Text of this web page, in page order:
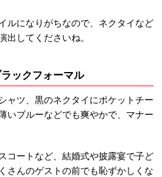
ルになりがちなので、ネクタイなど
出してくださいね。
ックフォーマル
ャツ、黒のネクタイにポケットチー
いブルーなどでも爽やかで、マナー
コートなど、結婚式や披露宴で子ど
さんのゲストの前でも恥ずかしくな